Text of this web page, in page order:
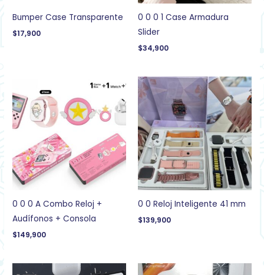
Bumper Case Transparente
$17,900
0 0 0 1 Case Armadura
Slider
$34,900
0 0 0 A Combo Reloj +
Audífonos + Consola
$149,900
0 0 Reloj Inteligente 41 mm
$139,900